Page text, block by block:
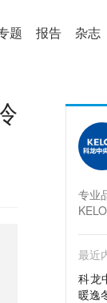
题 报告 杂志
专业
最近
科龙
暖逸